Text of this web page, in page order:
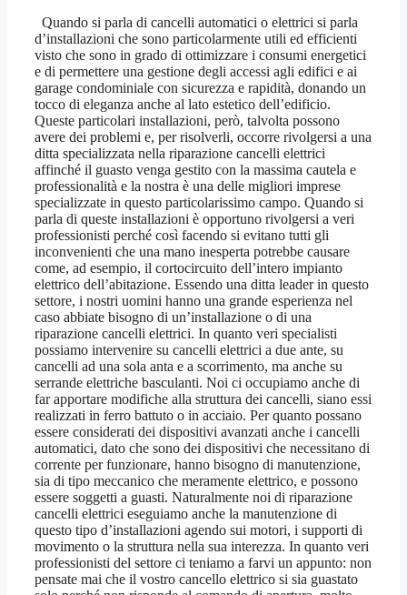
Quando si parla di cancelli automatici o elettrici si parla d’installazioni che sono particolarmente utili ed efficienti visto che sono in grado di ottimizzare i consumi energetici e di permettere una gestione degli accessi agli edifici e ai garage condominiale con sicurezza e rapidità, donando un tocco di eleganza anche al lato estetico dell’edificio. Queste particolari installazioni, però, talvolta possono avere dei problemi e, per risolverli, occorre rivolgersi a una ditta specializzata nella riparazione cancelli elettrici affinché il guasto venga gestito con la massima cautela e professionalità e la nostra è una delle migliori imprese specializzate in questo particolarissimo campo. Quando si parla di queste installazioni è opportuno rivolgersi a veri professionisti perché così facendo si evitano tutti gli inconvenienti che una mano inesperta potrebbe causare come, ad esempio, il cortocircuito dell’intero impianto elettrico dell’abitazione. Essendo una ditta leader in questo settore, i nostri uomini hanno una grande esperienza nel caso abbiate bisogno di un’installazione o di una riparazione cancelli elettrici. In quanto veri specialisti possiamo intervenire su cancelli elettrici a due ante, su cancelli ad una sola anta e a scorrimento, ma anche su serrande elettriche basculanti. Noi ci occupiamo anche di far apportare modifiche alla struttura dei cancelli, siano essi realizzati in ferro battuto o in acciaio. Per quanto possano essere considerati dei dispositivi avanzati anche i cancelli automatici, dato che sono dei dispositivi che necessitano di corrente per funzionare, hanno bisogno di manutenzione, sia di tipo meccanico che meramente elettrico, e possono essere soggetti a guasti. Naturalmente noi di riparazione cancelli elettrici eseguiamo anche la manutenzione di questo tipo d’installazioni agendo sui motori, i supporti di movimento o la struttura nella sua interezza. In quanto veri professionisti del settore ci teniamo a farvi un appunto: non pensate mai che il vostro cancello elettrico si sia guastato solo perché non risponde al comando di apertura, molto spesso infatti può trattarsi soltanto delle batterie scariche del telecomando. A volte invece, e a questo punto si rende necessario l’intervento della nostra ditta specializzata nella riparazione cancelli elettrici, si creano problemi puramente a livello di alimentazione, magari perché qualche cavo che permette il funzionamento automatico del cancello, ovvero quelli che collegano la centralina al motore che aziona l’apertura, non fa contatto perfettamente o è andato in cortocircuito, lasciando il cancello in questione sbarrato oppure bloccandolo a metà del suo funzionamento. Altre volte, invece, ci possono essere dei problemi di collegamento tra la centralina che riceve il comando e il motorino che mette in azione il cancello. Anche qui potrebbe essere un problema di tipo elettrico, che va risolto rivolgendosi a degli esperti come noi di riparazioni elettriche. Per svolgere interventi di questo tipo, quindi, i tecnici della nostra impresa specializzata nella riparazione cancelli elettrici interverranno sempre con disponibilità, occupandosi in maniera corretta del guasto e quindi risolvendo il problema in tempi brevi e in modo soddisfacente. I nostri esperti sono a vostra completa disposizione e vantano competenze per ogni tipo di apparecchio, quindi alla luce di quanto detto, se avete problemi con i cancelli elettrici e automatici, a qualsiasi ora del giorno o della notte, contattando gli specialisti di riparazioni elettriche potrete risolvere il problema veramente in poco tempo, ma soprattutto lo farete con la certezza di aver scelto una delle ditte migliori di riparazione cancelli elettrici a livello nazionale. Siamo a vostra completa disposizione anche per la realizzazione e la manutenzione di sistemi di automazione per porte basculanti, a libro o sezionali, sia ad uso residenziale, che pubblico o industriale. Realizziamo inoltre per serrande avvolgibili, persiane, tapparelle e tende da sole, offrendo da sempre alta professionalità e standard qualitativi elevati. Gestiamo i nostri lavori con il massimo scrupolo e celerità assicurando ai nostri clienti un accurato servizio di consulenza per la scelta del dispositivo più adatto ed un cordiale ed efficace servizio di manutenzione. La nostra impresa specializzata nella riparazione cancelli elettrici è anche assolutamente affidabile dal punto di vista della progettazione, la realizzazione e la posa di sistemi di parcheggio e barriere automatiche, garantendo un servizio che va dalla consulenza fino all’installazione finale dell’opera. I sistemi di parcheggio installati dalla nostra ditta sono ideali per una gestione professionale ma attenta ai costi di esercizio, necessaria nei parcheggi di piccola e media dimensione. Questi sistemi sono infatti molto semplici da installare e da utilizzare e richiedono interventi ridotti di predisposizione pur fornendo elevate prestazioni. Ovviamente, noi specialisti della riparazione cancelli elettrici, essendo dei veri professionisti del settore, possiamo anche offrire un utile quanto celere servizio di pronto intervento. Esso è molto apprezzato da chi è già nostro cliente in quanto, può capitare che il cancello d’ingresso per il box auto o del condominio si rompa, si blocchi o non dia cenni di vita, ma il vero problema è quando questo accade di notte, oppure quando siete di fretta perché si ha un appuntamento importante, o anche durante le feste comandate. Bene, con noi non dovrete più temere situazioni come queste in quanto siamo in grado di raggiungervi a pochissimo tempo dalla vostra chiamata e di risolvere il problema con professionalità estrema e senza farvi spendere un occhio della testa. Noi specialisti della riparazione cancelli elettrici possiamo garantirvi un servizio svolto a regola d’arte in quanto ci avvaliamo solo ed esclusivamente dell’aiuto di personale esperto, uomini che hanno studiato e continuano ad aggiornarsi costantemente per affrontare questo tipo di mestiere nel migliore dei modi. In tanti anni d’esperienza non abbiamo mai fallito, ma anzi siamo riusciti a fidelizzare un numero altissimo di clienti che, soddisfatti del nostro operato, ci hanno saputo fare una buona pubblicità con amici, parenti e colleghi. Se anche voi aveste bisogno degli interventi della nostra ditta di riparazione cancelli elettrici, tutto quello che dovete fare è telefonare al numero presente su questo sito, o a quello dedicato nel caso vi servisse il pronto intervento. In alternativa potete chiederci informazioni, fissare un appuntamento oppure richiedere un preventivo gratuito e senza impegno inviandoci una mail, compilando l’apposito form online oppure venendo a trovarci direttamente in sede. Siamo certi che fin dal primo contatto sarete più che soddisfatti del nostro modo di lavorare e porci con la clientela. Da sempre, noi specialisti di riparazione cancelli elettrici desideriamo un rapporto chiaro, diretto e assolutamente trasparente con chi ci dà fiducia. Agendo così siamo certi che non ci saranno mai malintesi, ma soprattutto si metteranno fin da subito in chiaro dubbi, strategie e tariffe, che vi ricordiamo essere fra le più vantaggiose in questo settore. Proprio alla luce di quanto vi abbiamo detto fino ad adesso, noi specialisti della riparazione cancelli elettrici siamo una fra le realtà più importanti in questo settore, quindi che sia giorno o che sia notte, che sia un giorno feriale che sia un festivo, non esitate a contattarci. Interveniamo sempre e lo facciamo con il preciso scopo di risolvere il problema del cliente alla radice, quindi che cosa state aspettando? Se avete un guasto improvviso al vostro cancello elettrico, noi siamo la soluzione migliore da adottare. Evitate sempre il #fai da te La nostra ditta specializzata nell’installazione e riparazione cancelli elettrici si avvale di un team preparatissimo di elettricisti in grado di affrontare qualsiasi tipo d’imprevisto abbia a che fare con l’elettricità e gli impianti che vanno a corrente. Quando si tratta di svolgere lavori di manutenzione o piccole riparazioni in casa, il dubbio che tutti si pongono è se chiamare un tecnico professionista o se provare ad arrangiarsi in autonomia. La tentazione di improvvisarsi tecnico del settore viene dettata solitamente dalla voglia di risparmiare, di sistemare le cose nell’immediato o semplicemente per il gusto di provarci. La verità è che quando si tratta di avere a che fare con la corrente elettrica non c’è nulla da scherzare, innanzitutto per una questione di sicurezza personale e in secondo luogo perché se si fa saltare la luce generale o si provoca un danno serio all’impianto i problemi lieviteranno a vista d’occhio come anche la cifra che si dovrà spendere per rimettere a posto il tutto. In quanto specialisti nella riparazione cancelli elettrici e del settore elettrico in generale, sappiamo bene che al giorno d’oggi l’elettricità in casa, anche nell’abitazione più modesta, è un elemento fondamentale, anche le cose più semplici, infatti, richiedono l’impiego di apparecchi elettronici: l’apertura di cancelli, garage basculanti, l’uso di elettrodomestici, l’utilizzo dei fuochi in cucina, la luce, le tapparelle, l’aspirapolvere, il phon e molto altro ancora. Stare senza corrente può diventare quindi un grosso problema, anche perché scendere a compromessi arrangiandosi in qualche modo va bene solo per qualche ora, ma poi può diventare un enorme stress. Ecco che quindi diventa importante rivolgersi a un professionista del settore come i nostri esperti della riparazione cancelli elettrici e del settore elettrico in generale. Come in ogni cosa, anche in questo specifico settore è importante rivolgersi solo a veri professionisti, persone che hanno studiato la materia, che hanno esperienza sul campo, che sono realmente preparate e non ad appassionati di fai da te o a persone che millantano esperienza ignorando magari le più basilari norme di sicurezza. Ricord